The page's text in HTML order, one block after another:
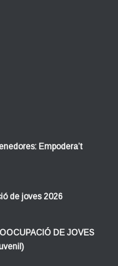
Empodera’t
de joves 2026
DE JOVES